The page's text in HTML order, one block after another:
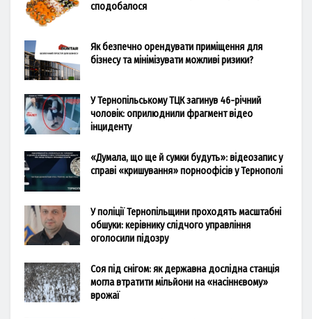
сподобалося
Як безпечно орендувати приміщення для
бізнесу та мінімізувати можливі ризики?
У Тернопільському ТЦК загинув 46-річний
чоловік: оприлюднили фрагмент відео
інциденту
«Думала, що ще й сумки будуть»: відеозапис у
справі «кришування» порноофісів у Тернополі
У поліції Тернопільщини проходять масштабні
обшуки: керівнику слідчого управління
оголосили підозру
Соя під снігом: як державна дослідна станція
могла втратити мільйони на «насіннєвому»
врожаї